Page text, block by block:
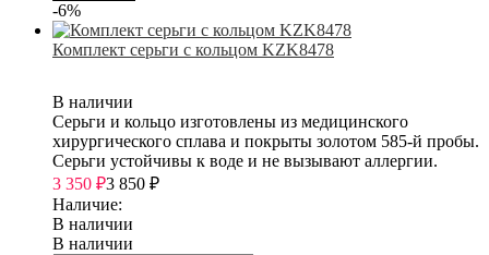
-6%
Комплект серьги с кольцом KZK8478
В наличии
Серьги и кольцо изготовлены из медицинского
хирургического сплава и покрыты золотом 585-й пробы.
Серьги устойчивы к воде и не вызывают аллергии.
3 350 ₽3 850 ₽
Наличие:
В наличии
В наличии